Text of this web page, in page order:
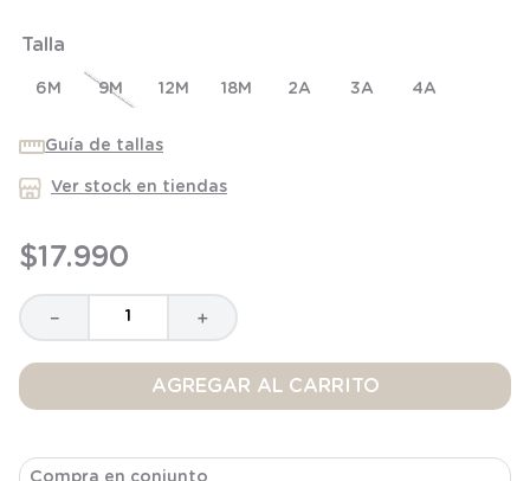
Talla
6M 9M 12M 18M 2A 3A 4A
Guía de tallas
Ver stock en tiendas
$17.990
＋
－
AGREGAR AL CARRITO
Compra en conjunto
7.
8.
saco
saco dormir